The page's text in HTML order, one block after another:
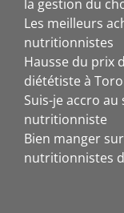
la gestion du
Les meilleurs
nutritionnistes
Hausse du prix
diététiste à
Suis-je accro au
nutritionniste
Bien manger
nutritionnistes